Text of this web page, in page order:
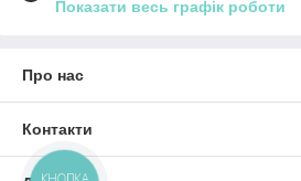
Показати весь графік роботи
Про нас
Контакти